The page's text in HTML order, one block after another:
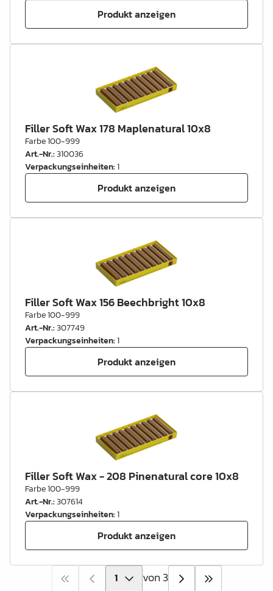
Produkt anzeigen
Filler Soft Wax 178 Maplenatural 10x8
Farbe 100-999
Art.-Nr.:310036
Verpackungseinheiten:1
Produkt anzeigen
Filler Soft Wax 156 Beechbright 10x8
Farbe 100-999
Art.-Nr.:307749
Verpackungseinheiten:1
Produkt anzeigen
Filler Soft Wax - 208 Pinenatural core 10x8
Farbe 100-999
Art.-Nr.:307614
Verpackungseinheiten:1
Produkt anzeigen
von 3